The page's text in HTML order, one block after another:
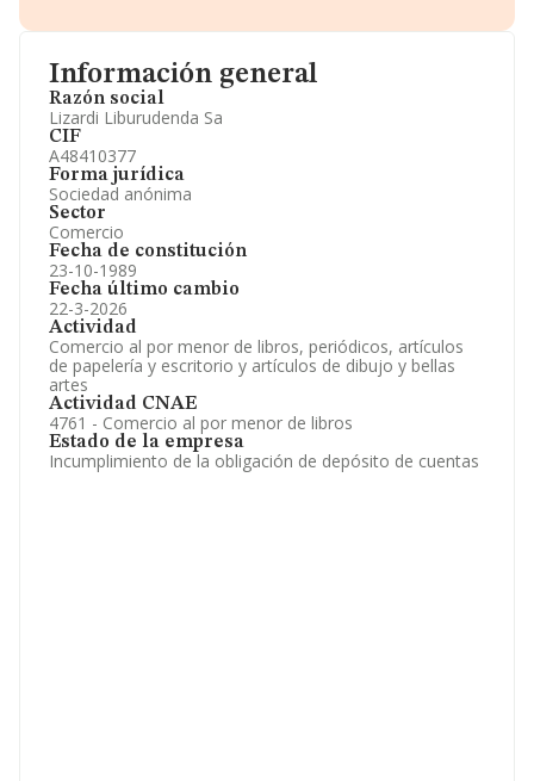
Información general
Razón social
Lizardi Liburudenda Sa
CIF
A48410377
Forma jurídica
Sociedad anónima
Sector
Comercio
Fecha de constitución
23-10-1989
Fecha último cambio
22-3-2026
Actividad
Comercio al por menor de libros, periódicos, artículos
de papelería y escritorio y artículos de dibujo y bellas
artes
Actividad CNAE
4761 - Comercio al por menor de libros
Estado de la empresa
Incumplimiento de la obligación de depósito de cuentas
Información oficial y registral complementaria.